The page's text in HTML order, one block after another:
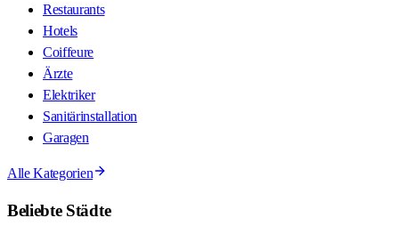
Restaurants
Hotels
Coiffeure
Ärzte
Elektriker
Sanitärinstallation
Garagen
Alle Kategorien
Beliebte Städte